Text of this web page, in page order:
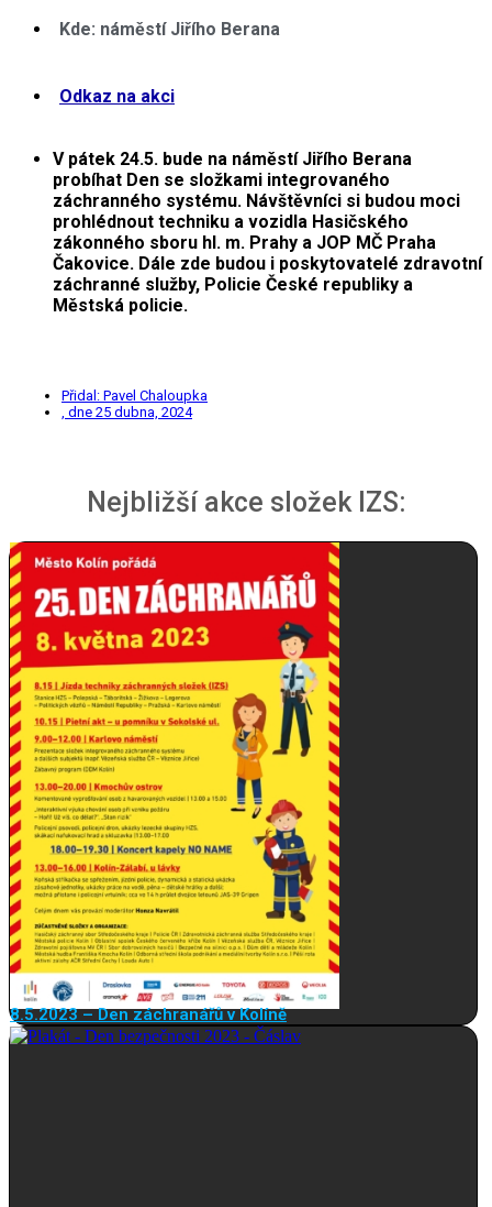
Kde: náměstí Jiřího Berana
Odkaz na akci
V pátek 24.5. bude na náměstí Jiřího Berana
probíhat Den se složkami integrovaného
záchranného systému. Návštěvníci si budou moci
prohlédnout techniku a vozidla Hasičského
zákonného sboru hl. m. Prahy a JOP MČ Praha
Čakovice. Dále zde budou i poskytovatelé zdravotní
záchranné služby, Policie České republiky a
Městská policie.
Přidal: Pavel Chaloupka
, dne 25 dubna, 2024
Nejbližší akce složek IZS:
8.5.2023 – Den záchranářů v Kolíně